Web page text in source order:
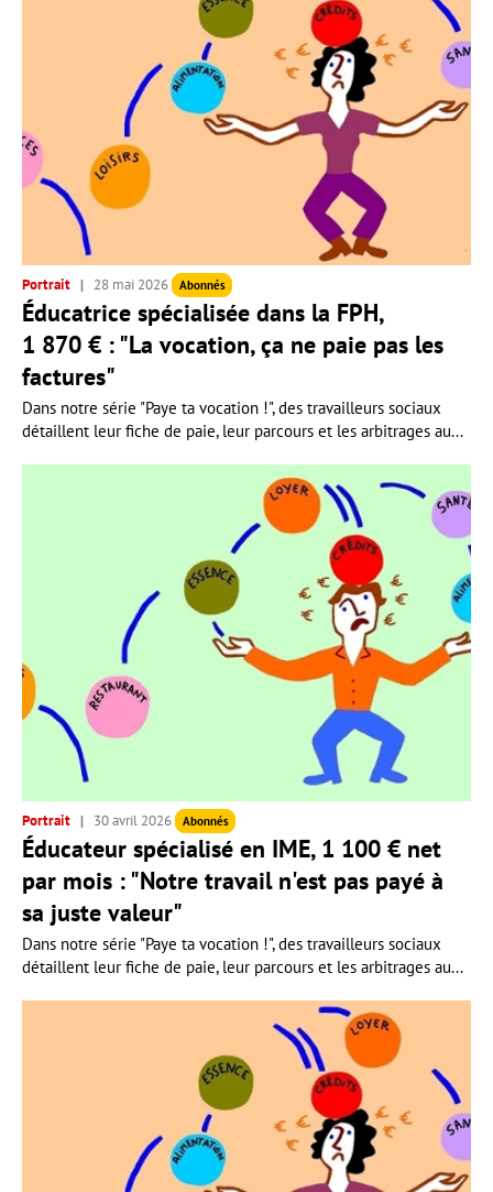
Portrait 28 mai 2026 Abonnés
Éducatrice spécialisée dans la FPH,
1 870 € : "La vocation, ça ne paie pas les
factures"
Dans notre série "Paye ta vocation !", des travailleurs sociaux
détaillent leur fiche de paie, leur parcours et les arbitrages au...
Portrait 30 avril 2026 Abonnés
Éducateur spécialisé en IME, 1 100 € net
par mois : "Notre travail n'est pas payé à
sa juste valeur"
Dans notre série "Paye ta vocation !", des travailleurs sociaux
détaillent leur fiche de paie, leur parcours et les arbitrages au...